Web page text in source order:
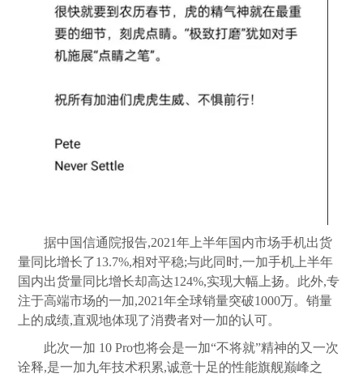
据中国信通院报告,2021年上半年国内市场手机出货
量同比增长了13.7%,相对平稳;与此同时,一加手机上半年
国内出货量同比增长却高达124%,实现大幅上扬。此外,专
注于高端市场的一加,2021年全球销量突破1000万。销量
上的成绩,直观地体现了消费者对一加的认可。
此次一加 10 Pro也将会是一加“不将就”精神的又一次
诠释,是一加九年技术积累,诚意十足的性能旗舰巅峰之